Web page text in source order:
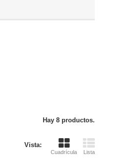
Hay 8 productos.
Vista:
Cuadrícula Lista